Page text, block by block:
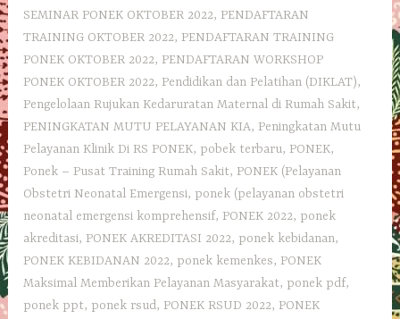
SEMINAR PONEK OKTOBER 2022, PENDAFTARAN
TRAINING OKTOBER 2022, PENDAFTARAN TRAINING
PONEK OKTOBER 2022, PENDAFTARAN WORKSHOP
PONEK OKTOBER 2022, Pendidikan dan Pelatihan (DIKLAT),
Pengelolaan Rujukan Kedaruratan Maternal di Rumah Sakit,
PENINGKATAN MUTU PELAYANAN KIA, Peningkatan Mutu
Pelayanan Klinik Di RS PONEK, pobek terbaru, PONEK,
Ponek – Pusat Training Rumah Sakit, PONEK (Pelayanan
Obstetri Neonatal Emergensi, ponek (pelayanan obstetri
neonatal emergensi komprehensif, PONEK 2022, ponek
akreditasi, PONEK AKREDITASI 2022, ponek kebidanan,
PONEK KEBIDANAN 2022, ponek kemenkes, PONEK
Maksimal Memberikan Pelayanan Masyarakat, ponek pdf,
ponek ppt, ponek rsud, PONEK RSUD 2022, PONEK